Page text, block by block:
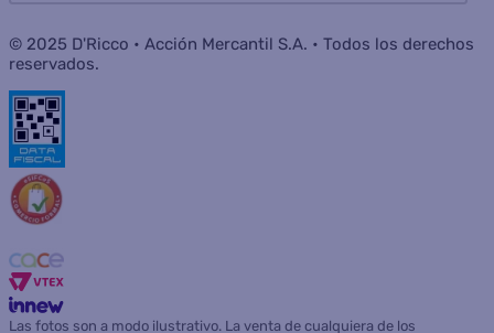
© 2025 D'Ricco • Acción Mercantil S.A. • Todos los derechos
reservados.
Las fotos son a modo ilustrativo. La venta de cualquiera de los